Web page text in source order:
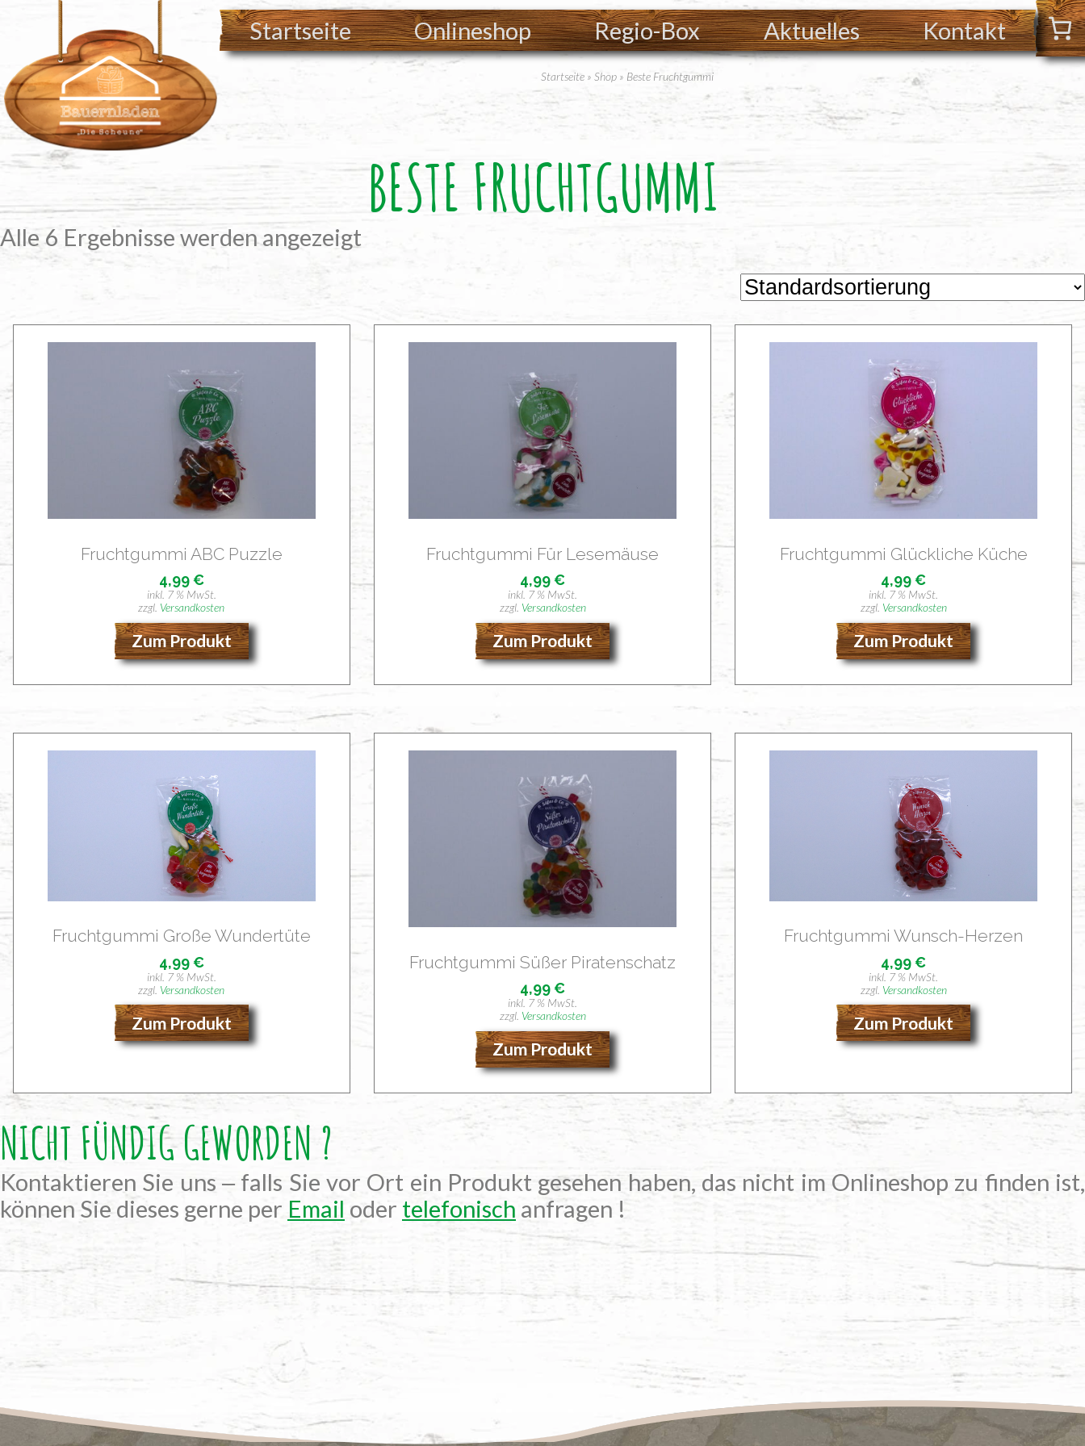
springen
Startseite Onlineshop Regio-Box Aktuelles Kontakt
Startseite »Shop » Beste Fruchtgummi
BESTE FRUCHTGUMMI
Alle 6 Ergebnisse werden angezeigt
Frucht­gum­mi ABC Puzzle
4,99€
inkl. 7 % MwSt.
zzgl. Versandkosten
Zum Produkt
Frucht­gum­mi Für Lesemäuse
4,99€
inkl. 7 % MwSt.
zzgl. Versandkosten
Zum Produkt
Frucht­gum­mi Glück­li­che Küche
4,99€
inkl. 7 % MwSt.
zzgl. Versandkosten
Zum Produkt
Frucht­gum­mi Gro­ße Wundertüte
4,99€
inkl. 7 % MwSt.
zzgl. Versandkosten
Zum Produkt
Frucht­gum­mi Süßer Piratenschatz
4,99€
inkl. 7 % MwSt.
zzgl. Versandkosten
Zum Produkt
Frucht­gum­mi Wunsch-Herzen
4,99€
inkl. 7 % MwSt.
zzgl. Versandkosten
Zum Produkt
NICHT FÜNDIG GEWORDEN ?
Kontaktieren Sie uns ‒ falls Sie vor Ort ein Produkt gesehen haben, das nicht im Onlineshop zu finden ist,
können Sie dieses gerne per Email oder telefonisch anfragen !